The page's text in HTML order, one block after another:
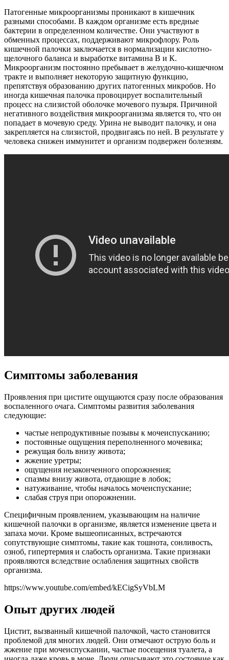
Патогенные микроорганизмы проникают в кишечник
разными способами. В каждом организме есть вредные
бактерии в определенном количестве. Они участвуют в
обменных процессах, поддерживают микрофлору. Роль
кишечной палочки заключается в нормализации кислотно-
щелочного баланса и выработке витамина В и К.
Микроорганизм постоянно пребывает в желудочно-кишечном
тракте и выполняет некоторую защитную функцию,
препятствуя образованию других патогенных микробов. Но
иногда кишечная палочка провоцирует воспалительный
процесс на слизистой оболочке мочевого пузыря. Причиной
негативного воздействия микроорганизма является то, что он
попадает в мочевую среду. Урина не выводит палочку, и она
закрепляется на слизистой, продвигаясь по ней. В результате у
человека снижен иммунитет и организм подвержен болезням.
Симптомы заболевания
Проявления при цистите ощущаются сразу после образования
воспаленного очага. Симптомы развития заболевания
следующие:
частые непродуктивные позывы к мочеиспусканию;
постоянные ощущения переполненного мочевика;
режущая боль внизу живота;
жжение уретры;
ощущения незаконченного опорожнения;
спазмы внизу живота, отдающие в лобок;
натуживание, чтобы началось мочеиспускание;
слабая струя при опорожнении.
Специфичным проявлением, указывающим на наличие
кишечной палочки в организме, является изменение цвета и
запаха мочи. Кроме вышеописанных, встречаются
сопутствующие симптомы, такие как тошнота, сонливость,
озноб, гипертермия и слабость организма. Такие признаки
проявляются вследствие ослабления защитных свойств
организма.
https://www.youtube.com/embed/kECigSyVbLM
Опыт других людей
Цистит, вызванный кишечной палочкой, часто становится
проблемой для многих людей. Они отмечают острую боль и
жжение при мочеиспускании, частые посещения туалета, а